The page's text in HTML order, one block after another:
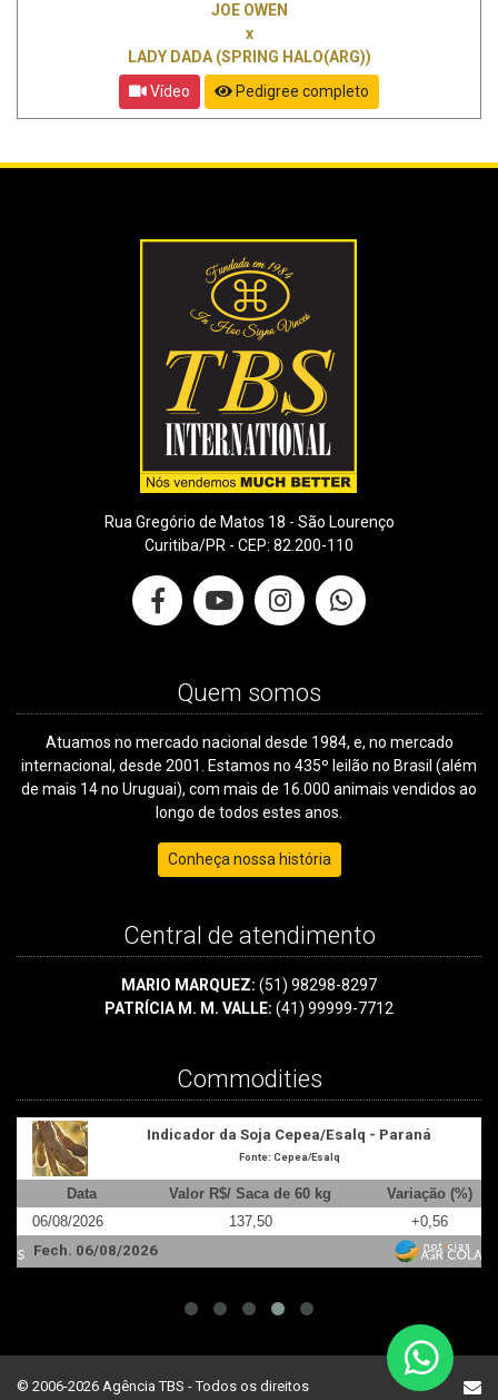
JOE OWEN
x
LADY DADA (SPRING HALO(ARG))
Vídeo
Pedigree completo
Rua Gregório de Matos 18 - São Lourenço
Curitiba/PR - CEP: 82.200-110
Quem somos
Atuamos no mercado nacional desde 1984, e, no mercado
internacional, desde 2001. Estamos no 435º leilão no Brasil (além
de mais 14 no Uruguai), com mais de 16.000 animais vendidos ao
longo de todos estes anos.
Conheça nossa história
Central de atendimento
MARIO MARQUEZ: (51) 98298-8297
PATRÍCIA M. M. VALLE: (41) 99999-7712
Commodities
Indicador da Soja Cepea/Esalq - Paraná
Fonte: Cepea/Esalq
Data Valor R$/ Saca de 60 kg
Variação (%)
06/08/2026
137,50
+0,56
Fech. 06/08/2026
© 2006-2026 Agência TBS - Todos os direitos